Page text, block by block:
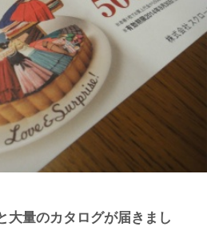
大量のカタログが届きまし